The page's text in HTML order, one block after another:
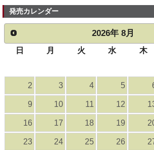
発売カレンダー
2026年 8月
日 月 火 水 木
2 3 4 5
9 10 11 12
16 17 18 19
23 24 25 26